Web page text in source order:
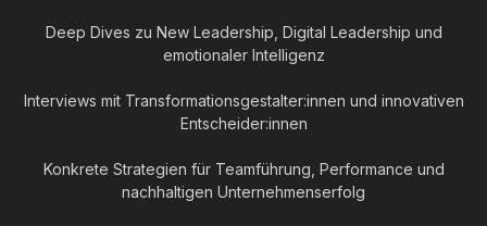
Deep Dives zu New Leadership, Digital Leadership und
emotionaler Intelligenz
Interviews mit Transformationsgestalter:innen und innovativen
Entscheider:innen
Konkrete Strategien für Teamführung, Performance und
nachhaltigen Unternehmenserfolg